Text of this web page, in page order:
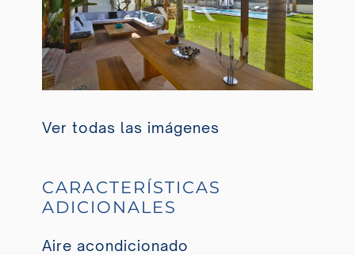
Ver todas las imágenes
CARACTERÍSTICAS
ADICIONALES
Aire acondicionado